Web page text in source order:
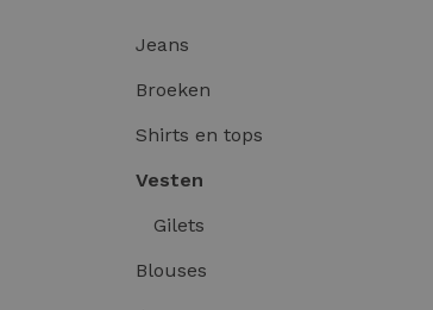
Jeans
Broeken
Shirts en tops
Vesten
Gilets
Blouses